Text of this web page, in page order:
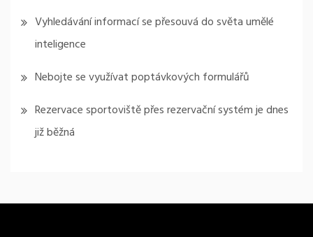
Vyhledávání informací se přesouvá do světa umělé
inteligence
Nebojte se využívat poptávkových formulářů
Rezervace sportoviště přes rezervační systém je dnes
již běžná